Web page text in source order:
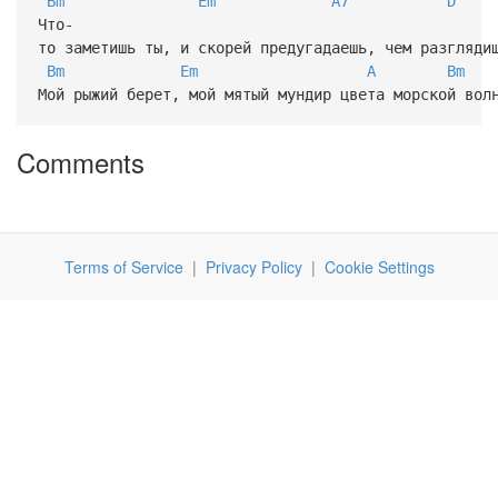
Что-
то заметишь ты, и скорей предугадаешь, чем
Bm
Em A
Bm
Мой рыжий берет, мой мятый мундир цвета морской
Comments
Terms of Service| Privacy Policy| Cookie Settings